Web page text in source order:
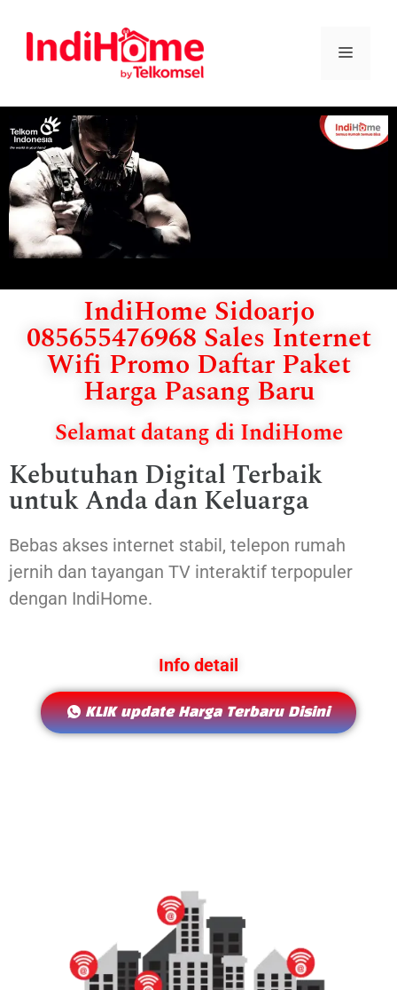
IndiHome Sidoarjo
085655476968 Sales Internet
Wifi Promo Daftar Paket
Harga Pasang Baru
Selamat datang di IndiHome
Kebutuhan Digital Terbaik
untuk Anda dan Keluarga
Bebas akses internet stabil, telepon rumah
jernih dan tayangan TV interaktif terpopuler
dengan IndiHome.
Info detail
KLIK update Harga Terbaru Disini